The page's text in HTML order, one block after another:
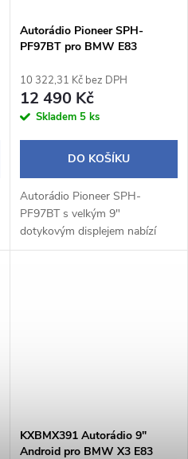
Autorádio Pioneer SPH-
PF97BT pro BMW E83
10 322,31 Kč bez DPH
12 490 Kč
Skladem 5 ks
DO KOŠÍKU
Autorádio Pioneer SPH-
PF97BT s velkým 9"
dotykovým displejem nabízí
moderní výbavu včetně
KXBMX391 Autorádio 9"
Android pro BMW X3 E83